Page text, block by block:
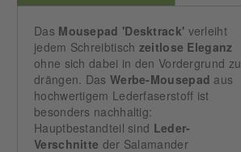
Das Mousepad 'Desktrack' verleiht
jedem Schreibtisch zeitlose Eleganz
ohne sich dabei in den Vordergrund zu
drängen. Das Werbe-Mousepad aus
hochwertigem Lederfaserstoff ist
besonders nachhaltig:
Hauptbestandteil sind Leder-
Verschnitte der Salamander